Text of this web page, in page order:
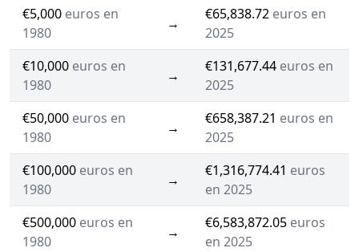
€5,000 euros en
1980
→
€65,838.72 euros en
2025
€10,000 euros en
1980
→
€131,677.44 euros en
2025
€50,000 euros en
1980
→
€658,387.21 euros en
2025
€100,000 euros en
1980
→
€1,316,774.41 euros
en 2025
€500,000 euros en
1980
→
€6,583,872.05 euros
en 2025